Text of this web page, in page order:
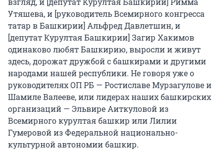
Утяшева, и [руководитель Всемирного конгресса
татар в Башкирии] Альфред Давлетшин, и
[депутат Курултая Башкирии] Загир Хакимов
одинаково любят Башкирию, выросли и живут
здесь, дорожат дружбой с башкирами и другими
народами нашей республики. Не говоря уже о
руководителях ОП РБ — Ростиславе Мурзагулове и
Шамиле Валееве, или лидерах наших башкирских
организаций — Эльвире Аиткуловой из
Всемирного курултая башкир или Лилии
Гумеровой из Федеральной национально-
культурной автономии башкир.